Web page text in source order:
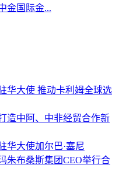
金国际金...
华大使 推动卡利姆全球选
造中阿、中非经贸合作新
华大使加尔巴·塞尼
朱布桑斯集团CEO举行合